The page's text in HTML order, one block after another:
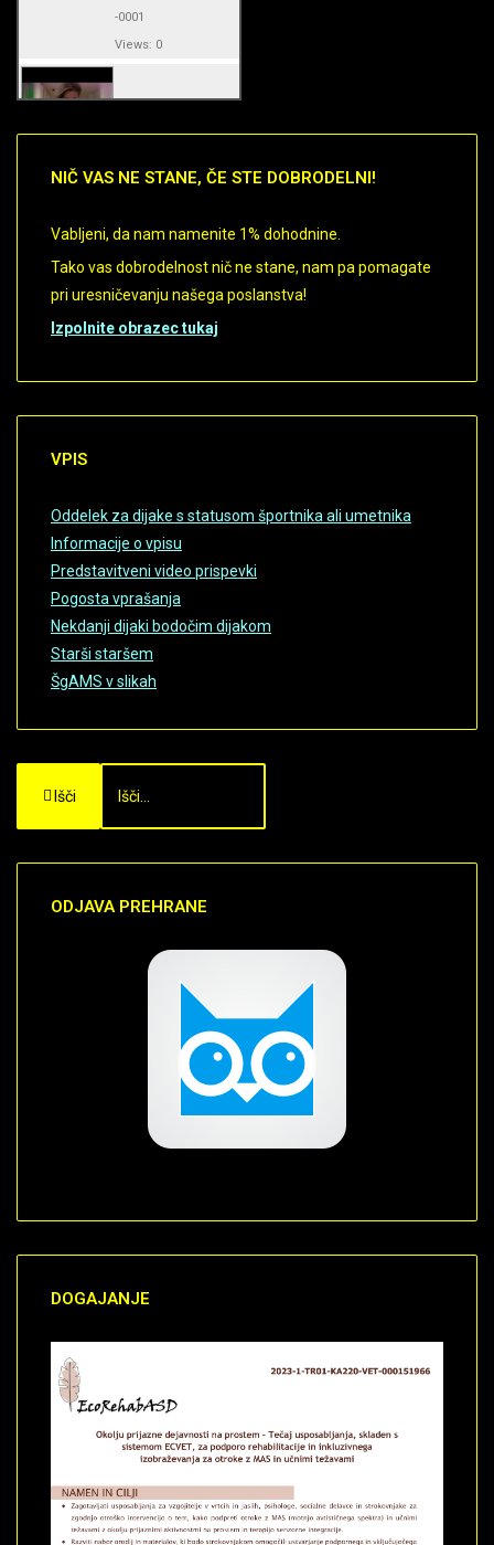
-0001
Views: 0
Date: November 30,
Views: 0
Duration: 0
Date: November 30,
-0001
Views: 0
Duration: 0
Date: November 30,
Date: November 30,
Duration: 0
Date: November 30,
Date: November 30,
Views: 0
NIČ VAS NE STANE, ČE STE DOBRODELNI!
Vabljeni, da nam namenite 1% dohodnine.
Tako vas dobrodelnost nič ne stane, nam pa pomagate
pri uresničevanju našega poslanstva!
Izpolnite obrazec tukaj
VPIS
Oddelek za dijake s statusom športnika ali umetnika
Informacije o vpisu
Predstavitveni video prispevki
Pogosta vprašanja
Nekdanji dijaki bodočim dijakom
Starši staršem
ŠgAMS v slikah
Išči
ODJAVAPREHRANE
DOGAJANJE